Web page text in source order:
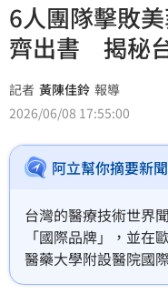
6人團隊擊敗
齊出書 揭秘
記者 黃陳佳鈴 報導
2026/06/08 17:55:00
阿立幫你摘要新
台灣的醫療技術世界
「國際品牌」，並在
醫藥大學附設醫院國
版新書《信賴與搭橋